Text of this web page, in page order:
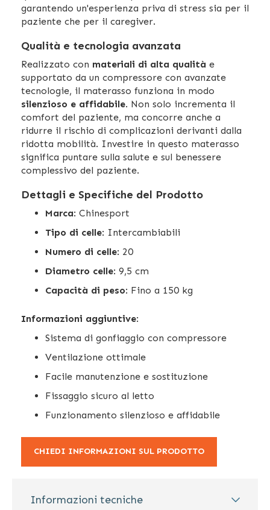
garantendo un'esperienza priva di stress sia per il
paziente che per il caregiver.
Qualità e tecnologia avanzata
Realizzato con materiali di alta qualità e
supportato da un compressore con avanzate
tecnologie, il materasso funziona in modo
silenzioso e affidabile. Non solo incrementa il
comfort del paziente, ma concorre anche a
ridurre il rischio di complicazioni derivanti dalla
ridotta mobilità. Investire in questo materasso
significa puntare sulla salute e sul benessere
complessivo del paziente.
Dettagli e Specifiche del Prodotto
Marca: Chinesport
Tipo di celle: Intercambiabili
Numero di celle: 20
Diametro celle: 9,5 cm
Capacità di peso: Fino a 150 kg
Informazioni aggiuntive:
Sistema di gonfiaggio con compressore
Ventilazione ottimale
Facile manutenzione e sostituzione
Fissaggio sicuro al letto
Funzionamento silenzioso e affidabile
CHIEDI INFORMAZIONI SUL PRODOTTO
Informazioni tecniche